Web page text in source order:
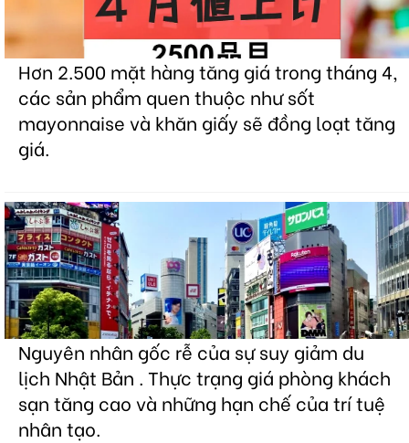
Hơn 2.500 mặt hàng tăng giá trong tháng 4,
các sản phẩm quen thuộc như sốt
mayonnaise và khăn giấy sẽ đồng loạt tăng
giá.
Nguyên nhân gốc rễ của sự suy giảm du
lịch Nhật Bản . Thực trạng giá phòng khách
sạn tăng cao và những hạn chế của trí tuệ
nhân tạo.